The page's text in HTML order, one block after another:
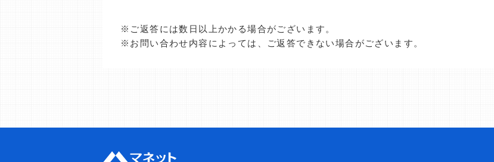
※ご返答には数日以上かかる場合がございます。
※お問い合わせ内容によっては、ご返答できない場合がございます。